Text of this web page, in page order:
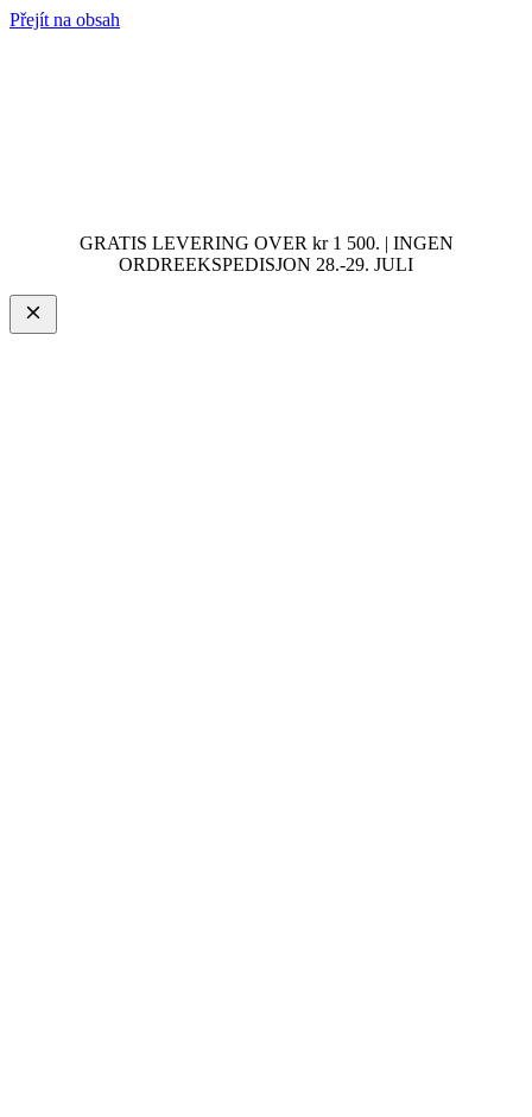
Přejít na obsah
GRATIS LEVERING OVER kr 1 500. | INGEN
ORDREEKSPEDISJON 28.-29. JULI